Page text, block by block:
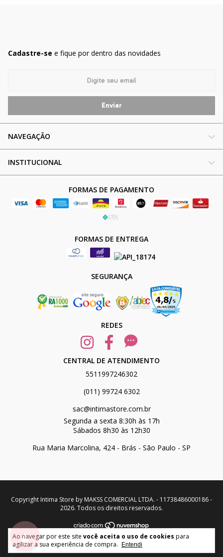
Ao navegar por este site você aceita o uso de cookies para
agilizar a sua experiência de compra.
Entendi
Cadastre-se e fique por dentro das novidades
NAVEGAÇÃO
INSTITUCIONAL
FORMAS DE PAGAMENTO
FORMAS DE ENTREGA
SEGURANÇA
REDES
CENTRAL DE ATENDIMENTO
5511997246302
(011) 99724 6302
sac@intimastore.com.br
Segunda a sexta 8:30h às 17h
Sábados 8h30 às 12h30
Rua Maria Marcolina, 424 - Brás - São Paulo - SP
Copyright Intima Store by MAKSS COMERCIAL LTDA. - 11738486000186 -
2026. Todos os direitos reservados.
desenvolvido por:
▲